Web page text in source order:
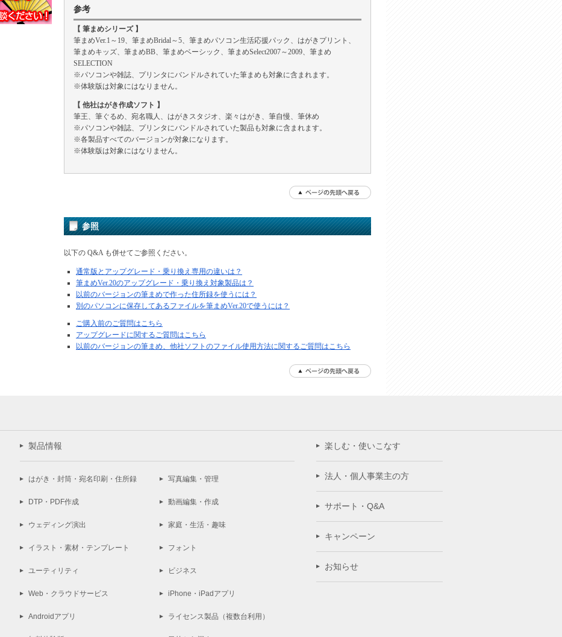
参考
【 筆まめシリーズ 】
筆まめVer.1～19、筆まめBridal～5、筆まめパソコン生活応援パック、はがきプリント、
筆まめキッズ、筆まめBB、筆まめベーシック、筆まめSelect2007～2009、筆まめ
SELECTION
※パソコンや雑誌、プリンタにバンドルされていた筆まめも対象に含まれます。
※体験版は対象にはなりません。
【 他社はがき作成ソフト 】
筆王、筆ぐるめ、宛名職人、はがきスタジオ、楽々はがき、筆自慢、筆休め
※パソコンや雑誌、プリンタにバンドルされていた製品も対象に含まれます。
※各製品すべてのバージョンが対象になります。
※体験版は対象にはなりません。
参照
以下の Q&A も併せてご参照ください。
通常版とアップグレード・乗り換え専用の違いは？
筆まめVer.20のアップグレード・乗り換え対象製品は？
以前のバージョンの筆まめで作った住所録を使うには？
別のパソコンに保存してあるファイルを筆まめVer.20で使うには？
ご購入前のご質問はこちら
アップグレードに関するご質問はこちら
以前のバージョンの筆まめ、他社ソフトのファイル使用方法に関するご質問はこちら
製品情報
はがき・封筒・宛名印刷・住所録 写真編集・管理
DTP・PDF作成 動画編集・作成
ウェディング演出 家庭・生活・趣味
イラスト・素材・テンプレート フォント
ユーティリティ ビジネス
Web・クラウドサービス iPhone・iPadアプリ
Androidアプリ ライセンス製品（複数台利用）
楽しむ・使いこなす
法人・個人事業主の方
サポート・Q&A
キャンペーン
お知らせ